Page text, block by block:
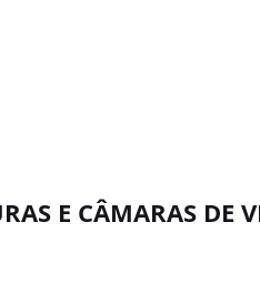
E CÂMARAS DE